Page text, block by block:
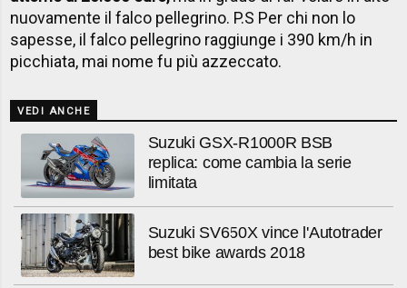
nuovamente il falco pellegrino. P.S Per chi non lo
sapesse, il falco pellegrino raggiunge i 390 km/h in
picchiata, mai nome fu più azzeccato.
VEDI ANCHE
Suzuki GSX-R1000R BSB
replica: come cambia la serie
limitata
Suzuki SV650X vince l'Autotrader
best bike awards 2018